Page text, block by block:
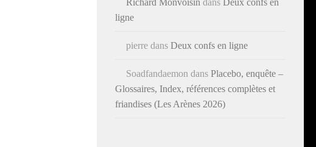
Richard Monvoisin dans Deux confs en
ligne
pierre dans Deux confs en ligne
Soadfandaemon dans Placebo, enquête –
Glossaires, Index, références complètes et
friandises (Les Arènes 2026)